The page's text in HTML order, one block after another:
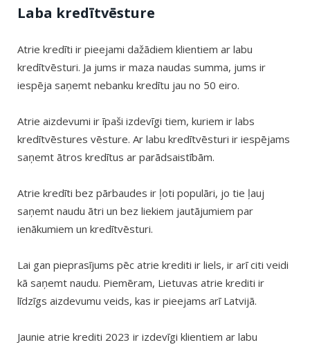
Laba kredītvēsture
Atrie kredīti ir pieejami dažādiem klientiem ar labu
kredītvēsturi. Ja jums ir maza naudas summa, jums ir
iespēja saņemt nebanku kredītu jau no 50 eiro.
Atrie aizdevumi ir īpaši izdevīgi tiem, kuriem ir labs
kredītvēstures vēsture. Ar labu kredītvēsturi ir iespējams
saņemt ātros kredītus ar parādsaistībām.
Atrie kredīti bez pārbaudes ir ļoti populāri, jo tie ļauj
saņemt naudu ātri un bez liekiem jautājumiem par
ienākumiem un kredītvēsturi.
Lai gan pieprasījums pēc atrie krediti ir liels, ir arī citi veidi
kā saņemt naudu. Piemēram, Lietuvas atrie krediti ir
līdzīgs aizdevumu veids, kas ir pieejams arī Latvijā.
Jaunie atrie krediti 2023 ir izdevīgi klientiem ar labu